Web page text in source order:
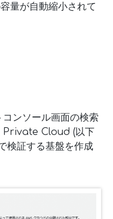
量が自動縮小されて
ンソール画面の検索
Cloud (以下
検証する基盤を作成